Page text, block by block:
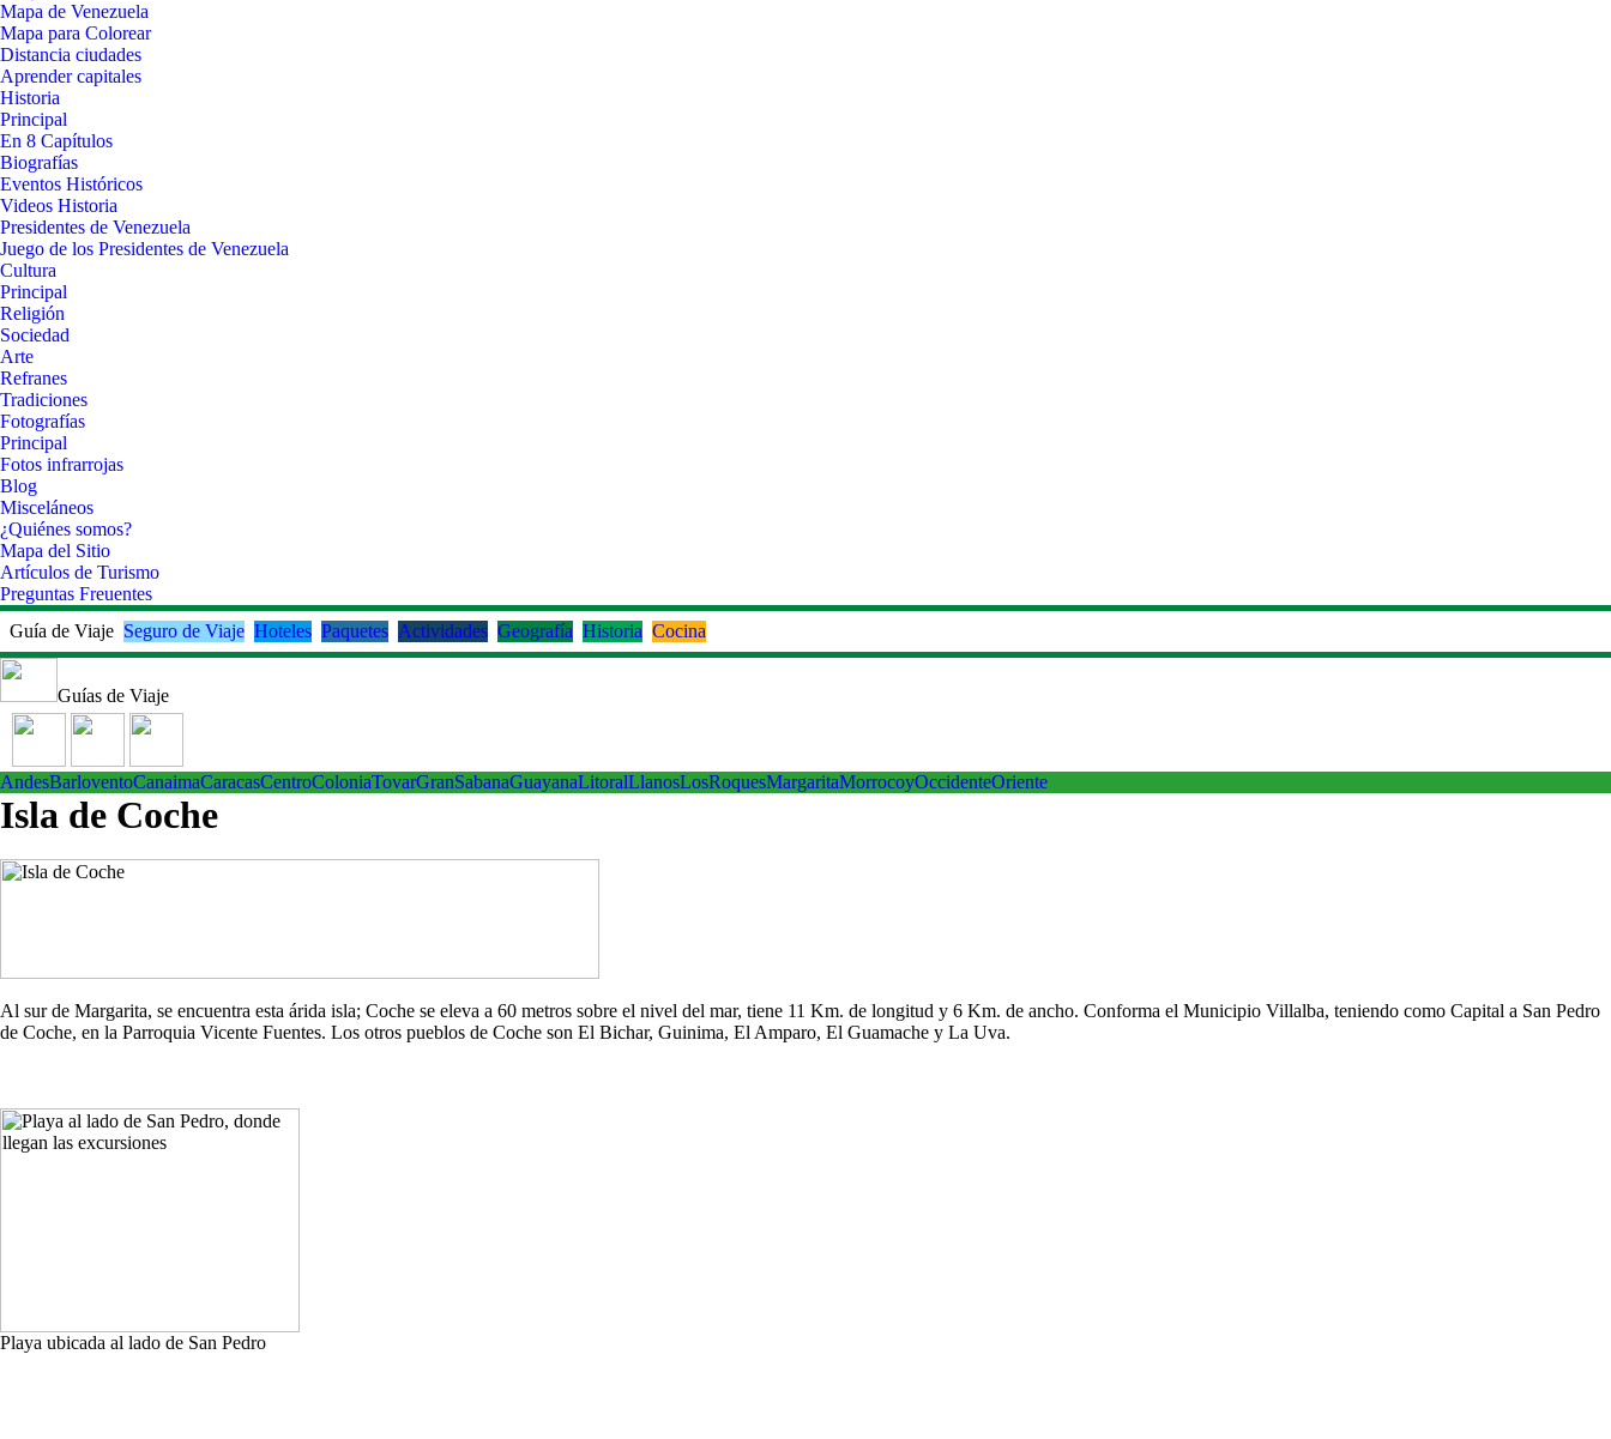
Mapa de Venezuela
Mapa para Colorear
Distancia ciudades
Aprender capitales
Historia
Principal
En 8 Capítulos
Biografías
Eventos Históricos
Videos Historia
Presidentes de Venezuela
Juego de los Presidentes de Venezuela
Cultura
Principal
Religión
Sociedad
Arte
Refranes
Tradiciones
Fotografías
Principal
Fotos infrarrojas
Blog
Misceláneos
¿Quiénes somos?
Mapa del Sitio
Artículos de Turismo
Preguntas Freuentes
Guía de Viaje Seguro de Viaje Hoteles Paquetes Actividades Geografía Historia Cocina
Guías de Viaje
AndesBarloventoCanaimaCaracasCentroColoniaTovarGranSabanaGuayanaLitoralLlanosLosRoquesMargaritaMorrocoyOccidenteOriente
Isla de Coche
Al sur de Margarita, se encuentra esta árida isla; Coche se eleva a 60 metros sobre el nivel del mar, tiene 11 Km. de longitud y 6 Km. de ancho. Conforma el Municipio Villalba, teniendo como Capital a San Pedro
de Coche, en la Parroquia Vicente Fuentes. Los otros pueblos de Coche son El Bichar, Guinima, El Amparo, El Guamache y La Uva.
Playa ubicada al lado de San Pedro